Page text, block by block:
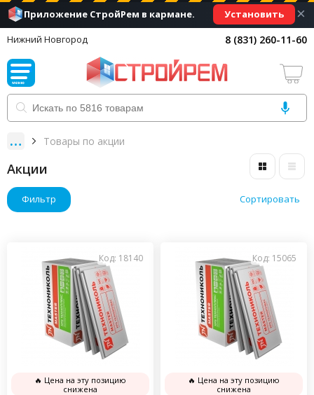
Приложение СтройРем в кармане. Установить ×
Нижний Новгород 8 (831) 260-11-60
Товары по акции
Акции
Фильтр Сортировать
Код: 18140
🔥 Цена на эту позицию
снижена
Код: 15065
🔥 Цена на эту позицию
снижена